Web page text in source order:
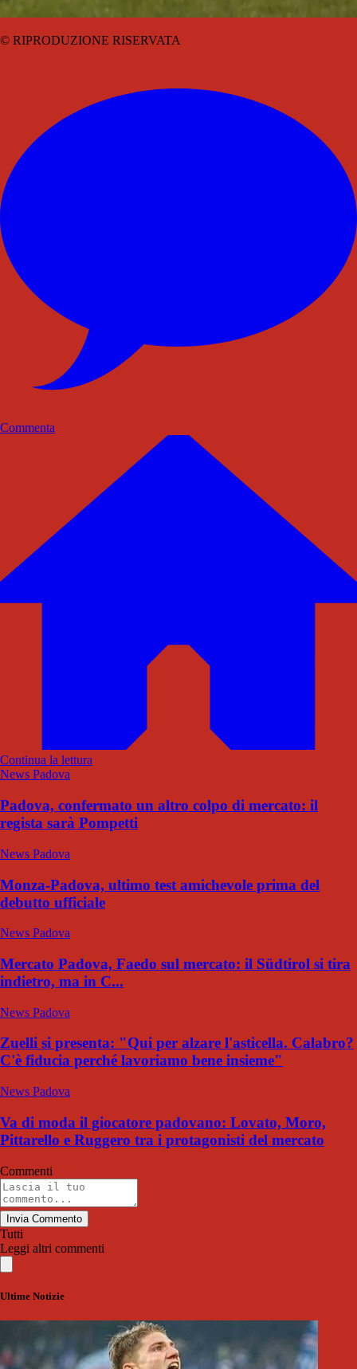
© RIPRODUZIONE RISERVATA
Commenta
Continua la lettura
News Padova
Padova, confermato un altro colpo di mercato: il
regista sarà Pompetti
News Padova
Monza-Padova, ultimo test amichevole prima del
debutto ufficiale
News Padova
Mercato Padova, Faedo sul mercato: il Südtirol si tira
indietro, ma in C...
News Padova
Zuelli si presenta: "Qui per alzare l'asticella. Calabro?
C'è fiducia perché lavoriamo bene insieme"
News Padova
Va di moda il giocatore padovano: Lovato, Moro,
Pittarello e Ruggero tra i protagonisti del mercato
Commenti
Invia Commento
Tutti
Leggi altri commenti
Ultime Notizie